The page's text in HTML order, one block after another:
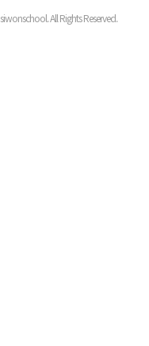
siwonschool. All Rights Reserved.